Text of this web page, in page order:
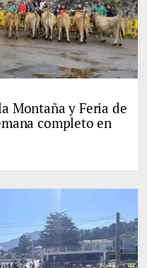
Montaña y Feria de
completo en